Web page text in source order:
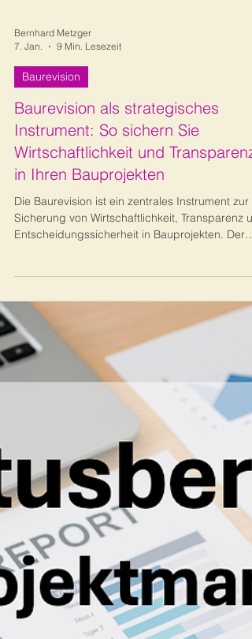
Bernhard Metzger
7. Jan.
9 Min. Lesezeit
Baurevision
Baurevision als strategisches
Instrument: So sichern Sie
Wirtschaftlichkeit und Transparenz
Sicherung von Wirtschaftlichkeit, Transparenz
Entscheidungssicherheit in Bauprojekten. Der
Beitrag zeigt praxisnah, wie Risiken frühzeitig
erkannt, Prozesse optimiert und Haftungs- sowie
Kostenfallen vermieden werden können.